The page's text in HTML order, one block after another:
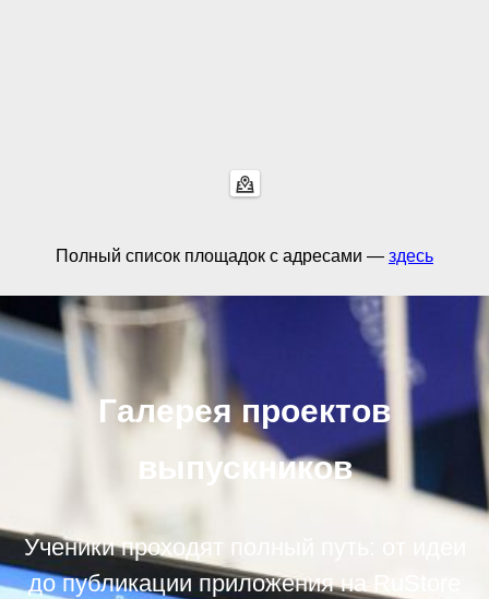
Полный список площадок с адресами — здесь
Галерея проектов
выпускников
Ученики проходят полный путь: от идеи
до публикации приложения на RuStore